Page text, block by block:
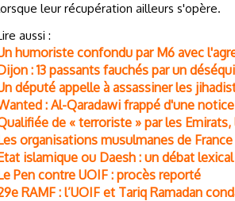
leur récupération ailleurs s'opère.
aussi :
humoriste confondu par M6 avec
: 13 passants fauchés par un
député appelle à assassiner les
: Al-Qaradawi frappé d'une
de « terroriste » par les
organisations musulmanes de
islamique ou Daesh : un débat
Pen contre UOIF : procès reporté
RAMF : l’UOIF et Tariq Ramadan